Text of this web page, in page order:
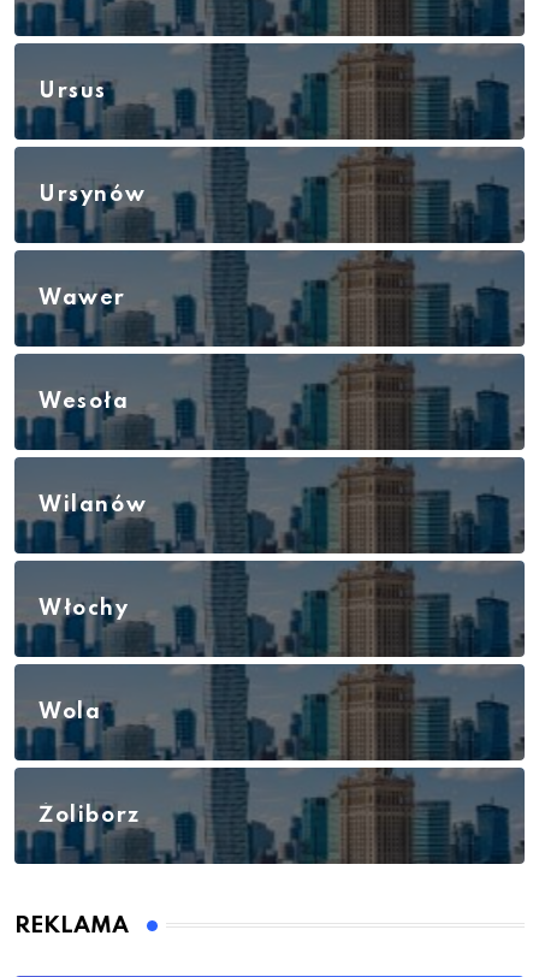
Ursus
Ursynów
Wawer
Wesoła
Wilanów
Włochy
Wola
Żoliborz
REKLAMA